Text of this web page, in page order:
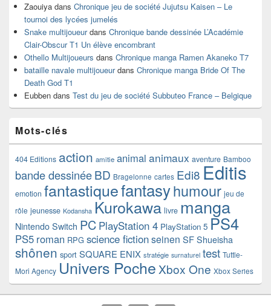
Zaouiya dans Chronique jeu de société Jujutsu Kaisen – Le
tournoi des lycées jumelés
Snake multijoueurdans Chronique bande dessinée L’Académie
Clair-Obscur T1 Un élève encombrant
Othello Multijoueurs dans Chronique manga Ramen Akaneko T7
bataille navale multijoueurdans Chronique manga Bride Of The
Death God T1
Eubben dans Test du jeu de société Subbuteo France – Belgique
Mots-clés
404 Editions action amitie animal animaux aventure Bamboo
bande dessinéeBD Bragelonne cartes Edi8 Editis
emotion fantastiquefantasyhumour jeu de
rôle jeunesse Kodansha Kurokawa livre manga
Nintendo Switch PC PlayStation 4 PlayStation 5 PS4
PS5 roman RPG science fictionseinen SF Shueisha
shônen sport SQUARE ENIX stratégie surnaturel test Tuttle-
Mori Agency Univers Poche Xbox One Xbox Series